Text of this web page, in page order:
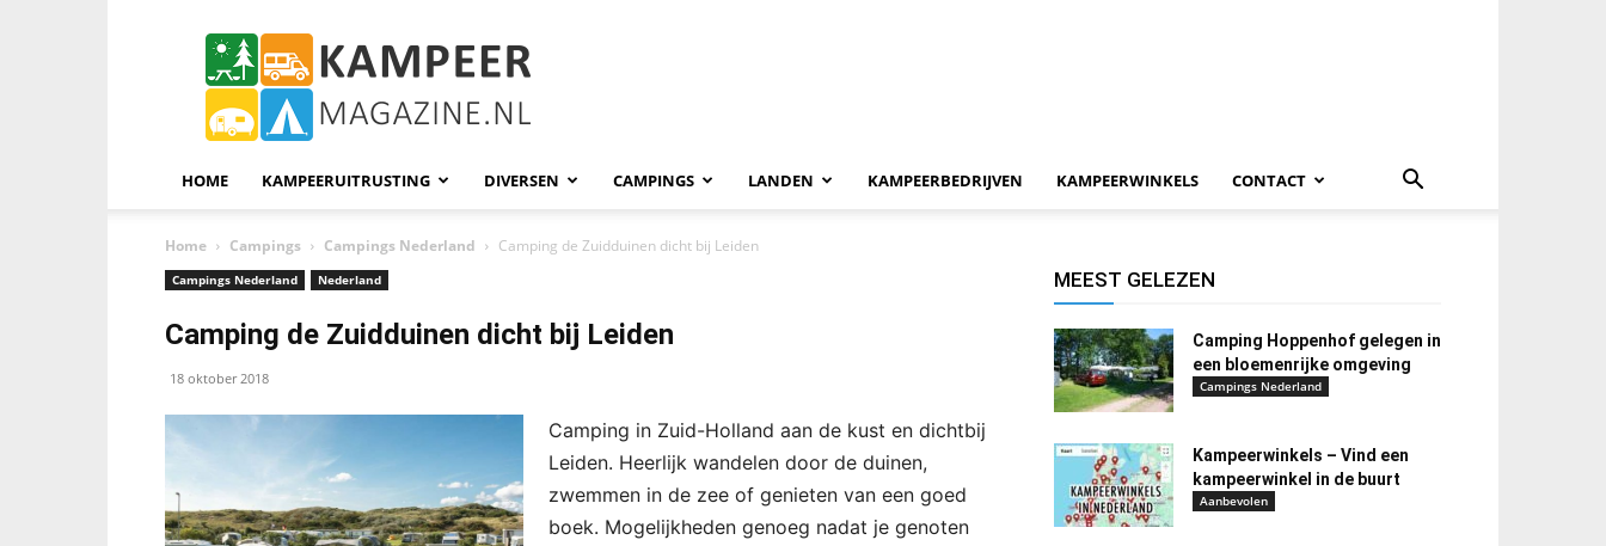
KampeerMagazine
HOME KAMPEERUITRUSTING DIVERSEN CAMPINGS LANDEN KAMPEERBEDRIJVEN KAMPEERWINKELS CONTACT
Home Campings Campings Nederland Camping de Zuidduinen dicht bij Leiden
Campings Nederland Nederland
Camping de Zuidduinen dicht bij Leiden
18 oktober 2018
Camping in Zuid-Holland aan de kust en dichtbij
Leiden. Heerlijk wandelen door de duinen,
zwemmen in de zee of genieten van een goed
boek. Mogelijkheden genoeg nadat je genoten
MEEST GELEZEN
Camping Hoppenhof gelegen in
een bloemenrijke omgeving
Campings Nederland
Kampeerwinkels – Vind een
kampeerwinkel in de buurt
Aanbevolen